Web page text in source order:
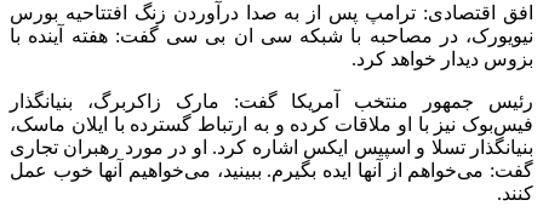
افق اقتصادی: ترامپ پس از به صدا درآوردن زنگ افتتاحیه بورس
نیویورک، در مصاحبه با شبکه سی ان بی سی گفت: هفته آینده با
بزوس دیدار خواهد کرد.
رئیس جمهور منتخب آمریکا گفت: مارک زاکربرگ، بنیانگذار
فیس‌بوک نیز با او ملاقات کرده و به ارتباط گسترده با ایلان ماسک،
بنیانگذار تسلا و اسپیس ایکس اشاره کرد. او در مورد رهبران تجاری
گفت: می‌خواهم از آنها ایده بگیرم. ببینید، می‌خواهیم آنها خوب عمل
کنند.